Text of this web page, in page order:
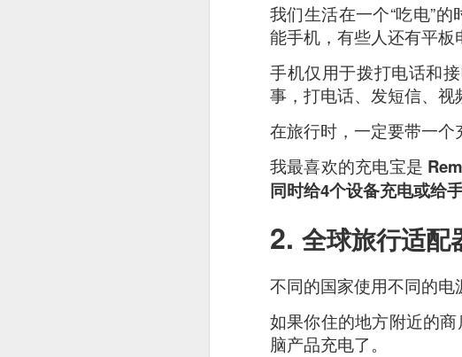
我们生活在一个“吃电”
能手机，有些人还有平板
手机仅用于拨打电话和
事，打电话、发短信、视
在旅行时，一定要带一个
我最喜欢的充电宝是
同时给4个设备充电或给
2. 全球旅行适配
不同的国家使用不同的电
如果你住的地方附近的
脑产品充电了。
Signature Barbecued Pork
marinated and grilled to
detectable smoky flavor.